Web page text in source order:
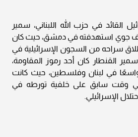
إسرائيل القائد في حزب الله اللبناني، سمير
جوي استهدفته في دمشق، حيث كان
سراحه من السجون الإسرائيلية في
القنطار كان أحد رموز المقاومة،
واسعًا في لبنان وفلسطين، حيث كانت
وقت سابق على خلفية تورطه في
الإسرائيلي.